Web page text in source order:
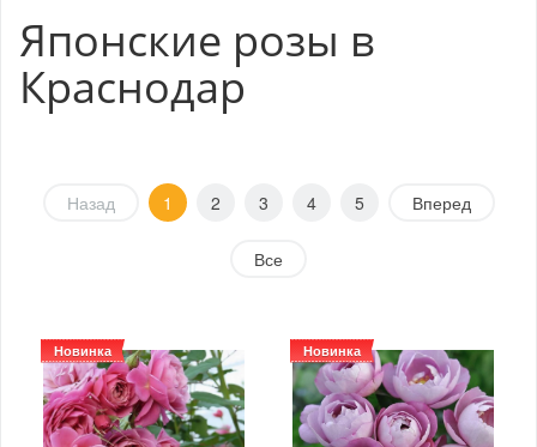
Японские розы в
Краснодар
Назад 1 2 3 4 5 Вперед
Все
Новинка Новинка